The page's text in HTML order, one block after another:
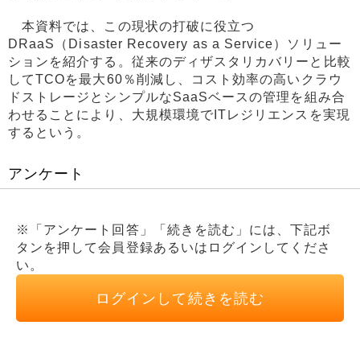
本資料では、この現状の打破に役立つ
DRaaS（Disaster Recovery as a Service）ソリュー
ションを紹介する。従来のディザスタリカバリーと比較
してTCOを最大60％削減し、コスト効率の高いクラウ
ドストレージとシンプルなSaaSベースの管理を組み合
わせることにより、大規模環境でITレジリエンスを実現
するという。
アンケート
※「アンケート回答」「続きを読む」には、下記ボ
タンを押して会員登録あるいはログインしてくださ
い。
ログインして続きを読む